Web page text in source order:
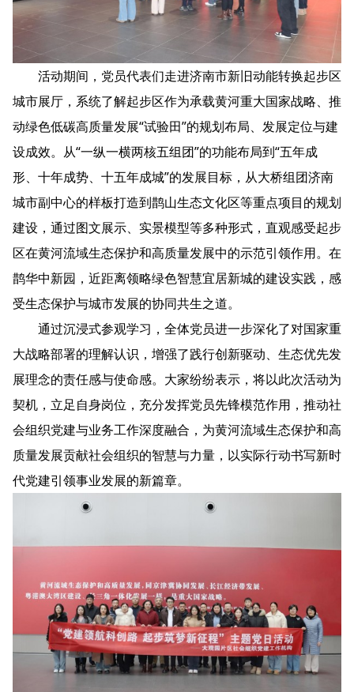
活动期间，党员代表们走进济南市新旧动能转换起步区
城市展厅，系统了解起步区作为承载黄河重大国家战略、推
动绿色低碳高质量发展“试验田”的规划布局、发展定位与建
设成效。从“一纵一横两核五组团”的功能布局到“五年成
形、十年成势、十五年成城”的发展目标，从大桥组团济南
城市副中心的样板打造到鹊山生态文化区等重点项目的规划
建设，通过图文展示、实景模型等多种形式，直观感受起步
区在黄河流域生态保护和高质量发展中的示范引领作用。在
鹊华中新园，近距离领略绿色智慧宜居新城的建设实践，感
受生态保护与城市发展的协同共生之道。
通过沉浸式参观学习，全体党员进一步深化了对国家重
大战略部署的理解认识，增强了践行创新驱动、生态优先发
展理念的责任感与使命感。大家纷纷表示，将以此次活动为
契机，立足自身岗位，充分发挥党员先锋模范作用，推动社
会组织党建与业务工作深度融合，为黄河流域生态保护和高
质量发展贡献社会组织的智慧与力量，以实际行动书写新时
代党建引领事业发展的新篇章。